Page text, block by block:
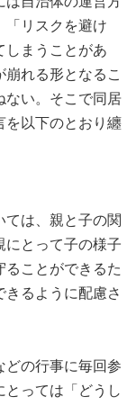
「リスクを避け
しまうことがあ
れる形となるこ
ない。そこで同居
を以下のとおり纏
ては、親と子の関
にとって子の様子
ることができるた
るように配慮さ
どの行事に毎回参
とっては「どうし